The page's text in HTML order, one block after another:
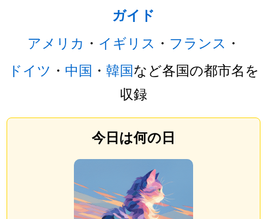
ガイド
アメリカ ・ イギリス ・ フランス ・
ドイツ ・ 中国 ・ 韓国など各国の都市名を
収録
今日は何の日